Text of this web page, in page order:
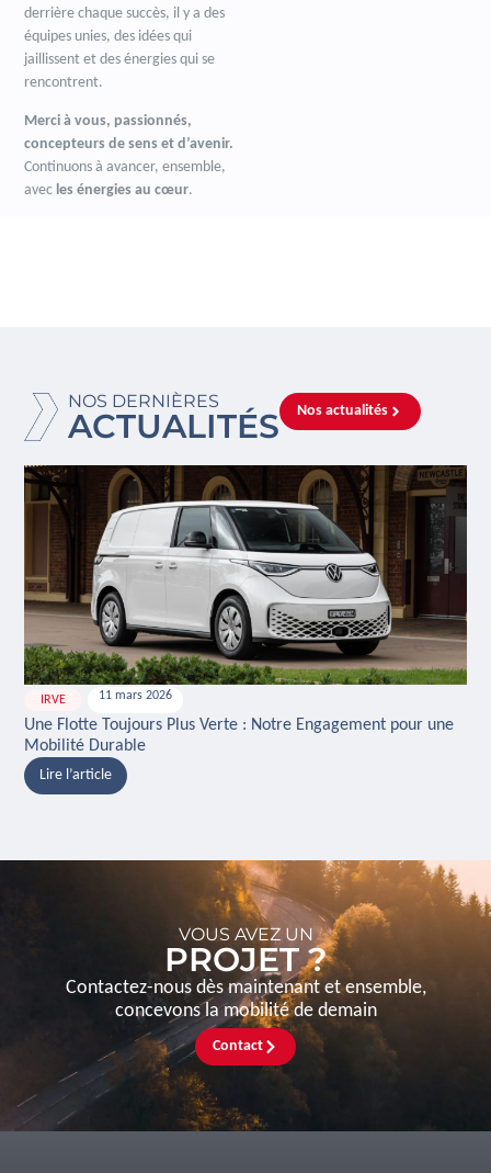
derrière chaque succès, il y a des
équipes unies, des idées qui
jaillissent et des énergies qui se
rencontrent.
Merci à vous, passionnés,
concepteurs de sens et d’avenir.
Continuons à avancer, ensemble,
avec les énergies au cœur.
NOS DERNIÈRES
ACTUALITÉS Nos actualités
IRVE 11 mars 2026
Une Flotte Toujours Plus Verte : Notre Engagement pour une
Mobilité Durable
Lire l’article
VOUS AVEZ UN
PROJET ?
Contactez-nous dès maintenant et ensemble,
concevons la mobilité de demain
Contact